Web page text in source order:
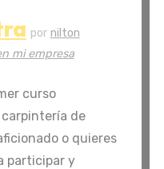
por nilton
mi empresa
curso
de
o quieres
participar y